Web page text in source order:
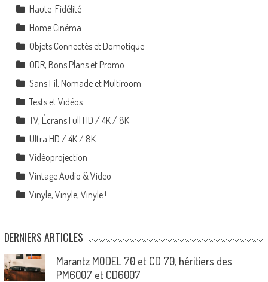
Haute-Fidélité
Home Cinéma
Objets Connectés et Domotique
ODR, Bons Plans et Promo…
Sans Fil, Nomade et Multiroom
Tests et Vidéos
TV, Écrans Full HD / 4K / 8K
Ultra HD / 4K / 8K
Vidéoprojection
Vintage Audio & Video
Vinyle, Vinyle, Vinyle !
DERNIERS ARTICLES
Marantz MODEL 70 et CD 70, héritiers des
PM6007 et CD6007